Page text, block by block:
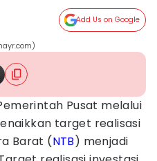
Add Us on Google
Pusat melalui
target realisasi
Barat (NTB) menjadi